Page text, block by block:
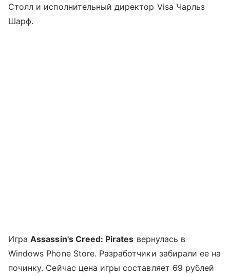
Столл и исполнительный директор Visa Чарльз
Шарф.
ИграAssassin's Creed: Pirates вернулась в
Windows Phone Store. Разработчики забирали ее на
починку. Сейчас цена игры составляет 69 рублей